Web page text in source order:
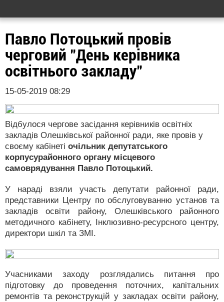
Павло Потоцький провів
черговий "День керівника
освітнього закладу"
15-05-2019 08:29
Відбулося чергове засідання керівників освітніх
закладів Олешківської районної ради, яке провів у
своєму кабінеті очільник депутатського
корпусурайонного органу місцевого
самоврядування Павло Потоцький.
У нараді взяли участь депутати районної ради,
представники Центру по обслуговуванню установ та
закладів освіти району, Олешківського районного
методичного кабінету, Інклюзивно-ресурсного центру,
директори шкіл та ЗМІ.
Учасниками заходу розглядались питання про
підготовку до проведення поточних, капітальних
ремонтів та реконструкцій у закладах освіти району,